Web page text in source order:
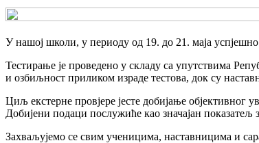
У нашој школи, у периоду од 19. до 21. маја успјешно
Тестирање је проведено у складу са упутствима
и озбиљност приликом израде тестова, док су
Циљ екстерне провјере јесте добијање објективног
Добијени подаци послужиће као значајан
Захваљујемо се свим ученицима, наставницима и